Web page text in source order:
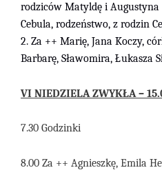
rodziców Matyldę i Augustyna
Cebula, rodzeństwo, z rodzin
2. Za ++ Marię, Jana Koczy,
Barbarę, Sławomira, Łukasza
VI NIEDZIELAZWYKŁA– 15
7.30 Godzinki
8.00 Za ++ Agnieszkę, Emila